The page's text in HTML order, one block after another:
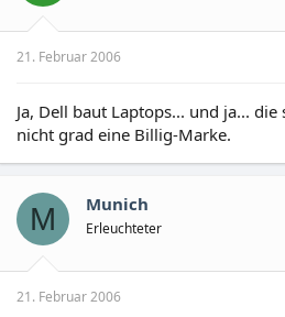
21. Februar 2006
Ja, Dell baut Laptops... und ja...
nicht grad eine Billig-Marke.
M Munich
Erleuchteter
21. Februar 2006